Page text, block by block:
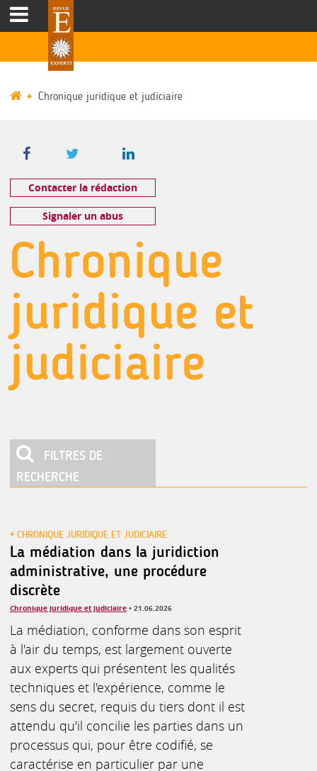
Chronique juridique et judiciaire
Contacter la rédaction
Signaler un abus
Chronique
juridique et
judiciaire
FILTRES DE
RECHERCHE
CHRONIQUE JURIDIQUE ET JUDICIAIRE
La médiation dans la juridiction
administrative, une procédure
discrète
Chronique juridique et judiciaire • 21.06.2026
La médiation, conforme dans son esprit
à l'air du temps, est largement ouverte
aux experts qui présentent les qualités
techniques et l'expérience, comme le
sens du secret, requis du tiers dont il est
attendu qu'il concilie les parties dans un
processus qui, pour être codifié, se
caractérise en particulier par une